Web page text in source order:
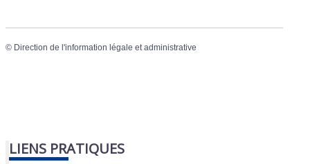
© Direction de l'information légale et administrative
LIENS PRATIQUES